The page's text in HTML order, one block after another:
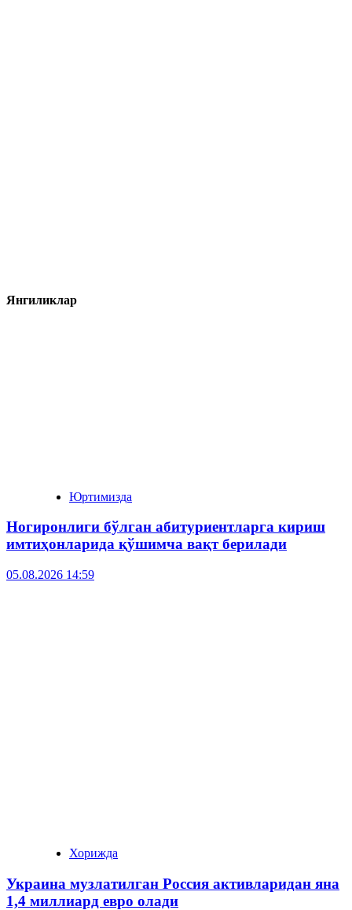
Янгиликлар
Юртимизда
Ногиронлиги бўлган абитуриентларга кириш
имтиҳонларида қўшимча вақт берилади
05.08.2026 14:59
Хорижда
Украина музлатилган Россия активларидан яна
1,4 миллиард евро олади